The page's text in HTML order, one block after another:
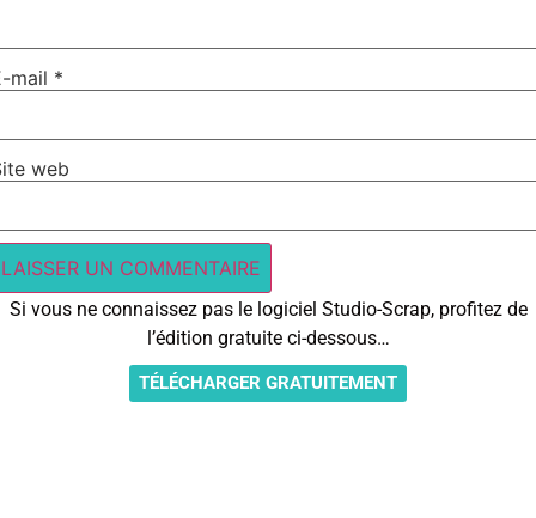
mail *
web
Si vous ne connaissez pas le logiciel Studio-Scrap, profitez de
l’édition gratuite ci-dessous…
TÉLÉCHARGER GRATUITEMENT